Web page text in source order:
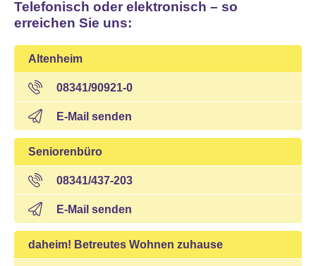
Telefonisch oder elektronisch – so
erreichen Sie uns:
Altenheim
08341/90921-0
E-Mail senden
Seniorenbüro
08341/437-203
E-Mail senden
daheim! Betreutes Wohnen zuhause